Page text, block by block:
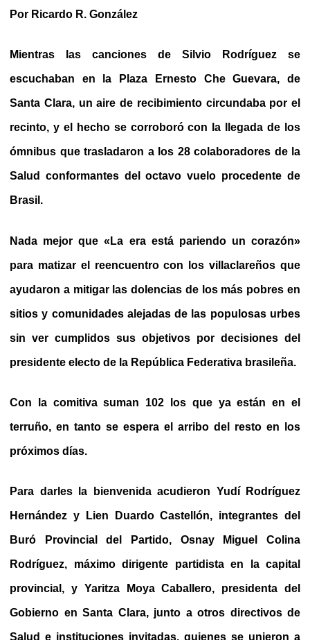
Por Ricardo R. González
Mientras las canciones de Silvio Rodríguez se
escuchaban en la Plaza Ernesto Che Guevara, de
Santa Clara, un aire de recibimiento circundaba por el
recinto, y el hecho se corroboró con la llegada de los
ómnibus que trasladaron a los 28 colaboradores de la
Salud conformantes del octavo vuelo procedente de
Brasil.
Nada mejor que «La era está pariendo un corazón»
para matizar el reencuentro con los villaclareños que
ayudaron a mitigar las dolencias de los más pobres en
sitios y comunidades alejadas de las populosas urbes
sin ver cumplidos sus objetivos por decisiones del
presidente electo de la República Federativa brasileña.
Con la comitiva suman 102 los que ya están en el
terruño, en tanto se espera el arribo del resto en los
próximos días.
Para darles la bienvenida acudieron Yudí Rodríguez
Hernández y Lien Duardo Castellón, integrantes del
Buró Provincial del Partido, Osnay Miguel Colina
Rodríguez, máximo dirigente partidista en la capital
provincial, y Yaritza Moya Caballero, presidenta del
Gobierno en Santa Clara, junto a otros directivos de
Salud e instituciones invitadas, quienes se unieron a